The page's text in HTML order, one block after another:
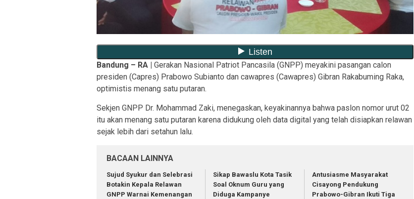
Bandung – RA |
Gerakan Nasional Patriot Pancasila (GNPP) meyakini pasangan calon
presiden (Capres) Prabowo Subianto dan cawapres (Cawapres) Gibran Rakabuming Raka,
optimistis menang satu putaran.
Sekjen GNPP Dr. Mohammad Zaki, menegaskan, keyakinannya bahwa paslon nomor urut 02
itu akan menang satu putaran karena didukung oleh data digital yang telah disiapkan relawan
sejak lebih dari setahun lalu.
BACAAN LAINNYA
Sujud Syukur dan Selebrasi
Botakin Kepala Relawan
GNPP Warnai Kemenangan
Sikap Bawaslu Kota Tasik
Soal Oknum Guru yang
Diduga Kampanye
Antusiasme Masyarakat
Cisayong Pendukung
Prabowo-Gibran Ikuti Tiga